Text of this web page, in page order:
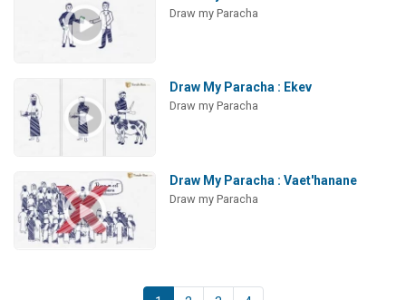
Draw my Paracha
Draw My Paracha : Ekev
Draw my Paracha
Draw My Paracha : Vaet'hanane
Draw my Paracha